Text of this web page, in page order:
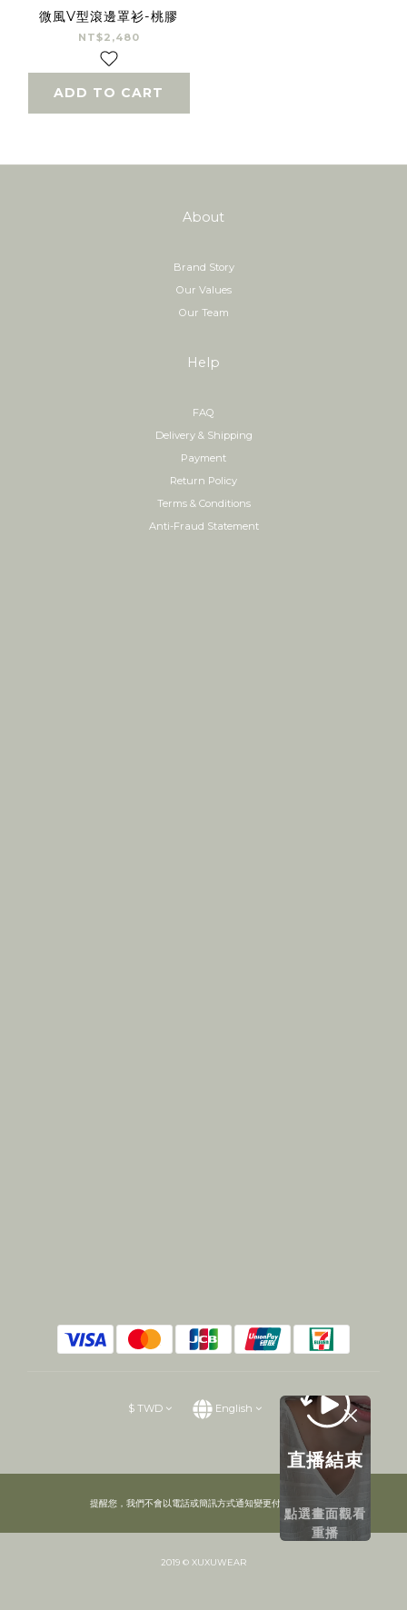
微風V型滾邊罩衫-桃膠
NT$2,480
ADD TO CART
About
Brand Story
Our Values
Our Team
Help
FAQ
Delivery & Shipping
Payment
Return Policy
Terms & Conditions
Anti-Fraud Statement
$ TWD English
提醒您，我們不會以電話或簡訊方式通知變更付款方式。
2019 © XUXUWEAR
直播結束
點選畫面觀看
重播